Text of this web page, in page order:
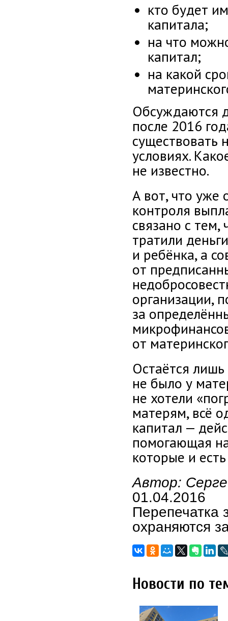
кто будет
капитала;
на что
капитал;
на какой
Обсуждаются
после 2016
существовать
условиях.
не известно.
А вот, что уже
контроля
связано с тем,
тратили
и ребёнка, а
от
организации,
за
от
Остаётся
не было у
не хотели
матерям, всё
капитал —
помогающая
которые и
Автор:
01.04.2016
Перепечатка
охраняются
Новости по